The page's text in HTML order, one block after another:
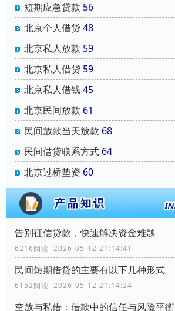
短期应急贷款 56
北京个人借贷48
北京私人放款 59
北京私人借贷 59
北京私人借钱45
北京民间放款 61
民间放款当天放款 68
民间借贷联系方式 64
北京过桥垫资 60
告别征信贷款，快速解决资金难题
6216阅读 2026-05-12 21:14:41
民间短期借贷的主要有以下几种形式
6152阅读 2026-05-12 21:14:24
空放与私借：借款中的信任与风险平衡